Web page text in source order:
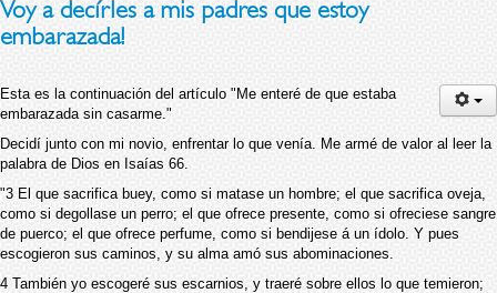
Voy a decírles a mis padres que estoy
embarazada!
Esta es la continuación del artículo "Me enteré de que estaba
embarazada sin casarme."
Decidí junto con mi novio, enfrentar lo que venía. Me armé de valor al leer la
palabra de Dios en Isaías 66.
"3 El que sacrifica buey, como si matase un hombre; el que sacrifica oveja,
como si degollase un perro; el que ofrece presente, como si ofreciese sangre
de puerco; el que ofrece perfume, como si bendijese á un ídolo. Y pues
escogieron sus caminos, y su alma amó sus abominaciones.
4 También yo escogeré sus escarnios, y traeré sobre ellos lo que temieron;